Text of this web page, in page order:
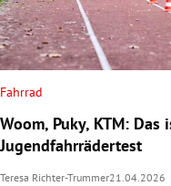
Fahrrad
Woom, Puky, KTM:
Jugendfahrrädertest
Teresa Richter-Trummer21.04.2026